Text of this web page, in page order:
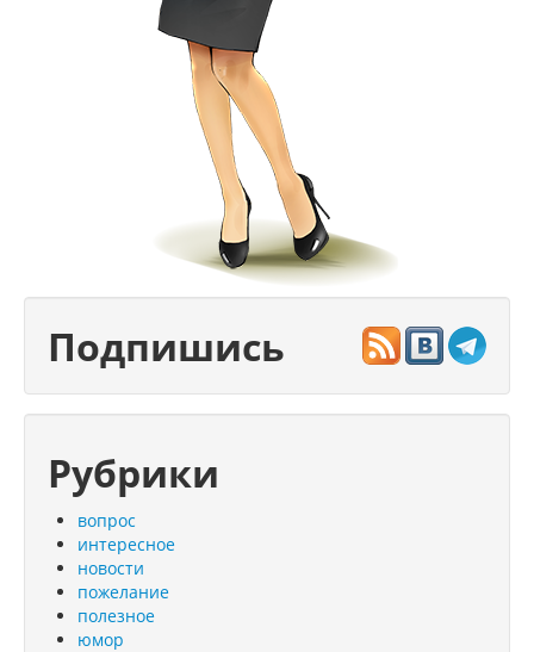
Подпишись
Рубрики
вопрос
интересное
новости
пожелание
полезное
юмор